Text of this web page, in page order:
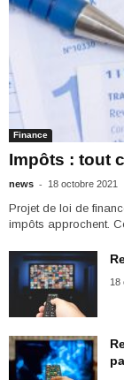
Finance
Impôts : tout
news - 18 octobre 2021
Projet de loi de
impôts approchent.
18